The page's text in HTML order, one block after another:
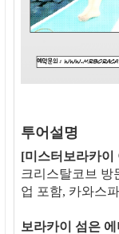
투어설명
[미스터보라카이
크리스탈코브 방
업 포함, 카와스
보라카이 섬은